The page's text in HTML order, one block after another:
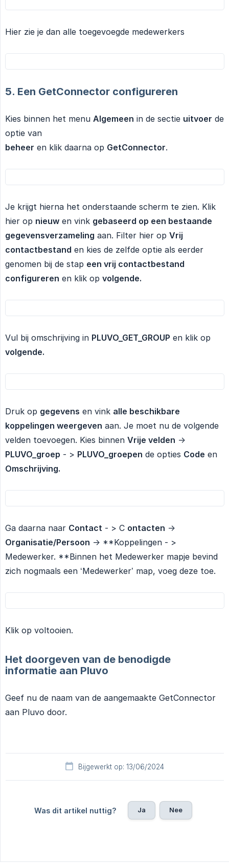
Hier zie je dan alle toegevoegde medewerkers
5. Een GetConnector configureren
Kies binnen het menu Algemeen in de sectie uitvoer de
optie van
beheer en klik daarna op GetConnector.
Je krijgt hierna het onderstaande scherm te zien. Klik
hier op nieuw en vink gebaseerd op een bestaande
gegevensverzameling aan. Filter hier op Vrij
contactbestand en kies de zelfde optie als eerder
genomen bij de stap een vrij contactbestand
configureren en klik op volgende.
Vul bij omschrijving in PLUVO_GET_GROUP en klik op
volgende.
Druk op gegevens en vink alle beschikbare
koppelingen weergeven aan. Je moet nu de volgende
velden toevoegen. Kies binnen Vrije velden ->
PLUVO_groep - > PLUVO_groepen de opties Code en
Omschrijving.
Ga daarna naar Contact - > C ontacten ->
Organisatie/Persoon -> **Koppelingen - >
Medewerker. **Binnen het Medewerker mapje bevind
zich nogmaals een ‘Medewerker’ map, voeg deze toe.
Klik op voltooien.
Het doorgeven van de benodigde
informatie aan Pluvo
Geef nu de naam van de aangemaakte GetConnector
aan Pluvo door.
Bijgewerkt op: 13/06/2024
Was dit artikel nuttig? Ja Nee